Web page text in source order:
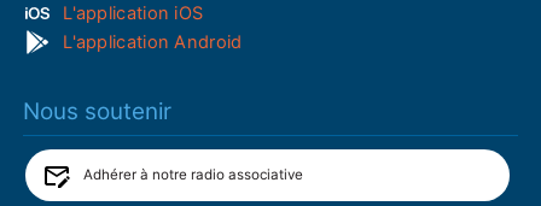
L'application iOS
L'application Android
Nous soutenir
Adhérer à notre radio associative